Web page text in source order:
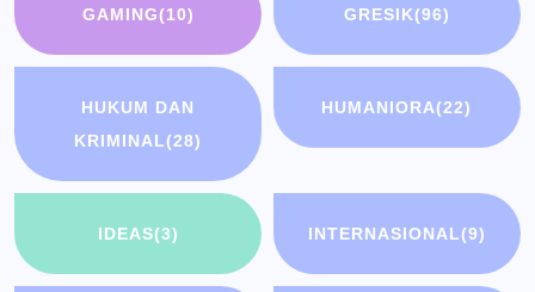
GAMING(10) GRESIK(96)
HUKUM DAN
KRIMINAL(28)
HUMANIORA(22)
IDEAS(3) INTERNASIONAL(9)